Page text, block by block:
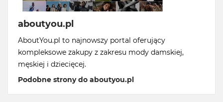
aboutyou.pl
AboutYou.pl to najnowszy portal oferujący
kompleksowe zakupy z zakresu mody damskiej,
męskiej i dziecięcej.
Podobne strony do aboutyou.pl